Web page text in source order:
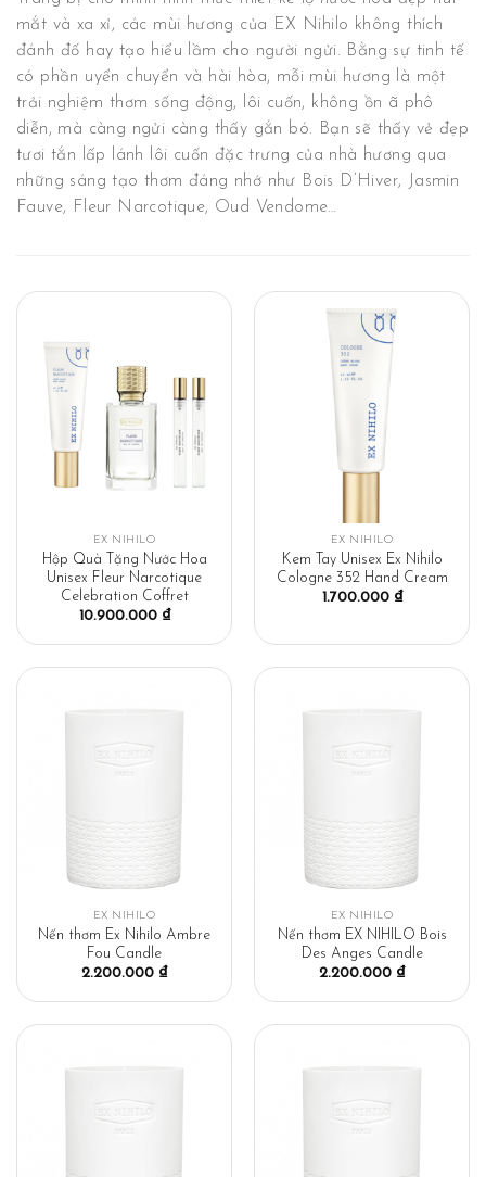
mắt và xa xỉ, các mùi hương của EX Nihilo không thích
đánh đố hay tạo hiểu lầm cho người ngửi. Bằng sự tinh tế
có phần uyển chuyển và hài hòa, mỗi mùi hương là một
trải nghiệm thơm sống động, lôi cuốn, không ồn ã phô
diễn, mà càng ngửi càng thấy gắn bó. Bạn sẽ thấy vẻ đẹp
tươi tắn lấp lánh lôi cuốn đặc trưng của nhà hương qua
những sáng tạo thơm đáng nhớ như Bois D’Hiver, Jasmin
Fauve, Fleur Narcotique, Oud Vendome…
EX NIHILO
Hộp Quà Tặng Nước Hoa
Unisex Fleur Narcotique
Celebration Coffret
10.900.000 ₫
EX NIHILO
Kem Tay Unisex Ex Nihilo
Cologne 352 Hand Cream
1.700.000 ₫
EX NIHILO
Nến thơm Ex Nihilo Ambre
Fou Candle
2.200.000 ₫
EX NIHILO
Nến thơm EX NIHILO Bois
Des Anges Candle
2.200.000 ₫